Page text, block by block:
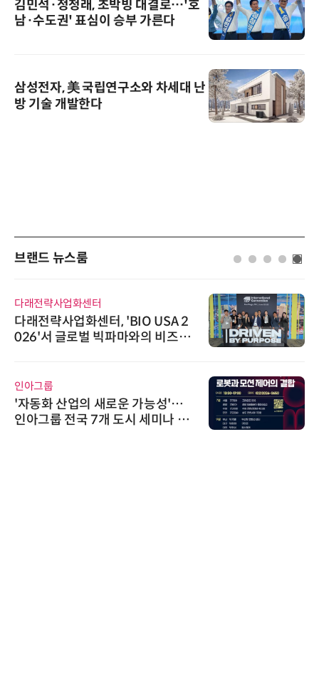
김민석·정청래, 초박빙 대결로…'호
남·수도권' 표심이 승부 가른다
삼성전자, 美 국립연구소와 차세대 난
방 기술 개발한다
브랜드 뉴스룸
다래전략사업화센터
다래전략사업화센터, 'BIO USA 2
026'서 글로벌 빅파마와의 비즈니
인아그룹
'자동화 산업의 새로운 가능성'…
인아그룹 전국 7개 도시 세미나 페